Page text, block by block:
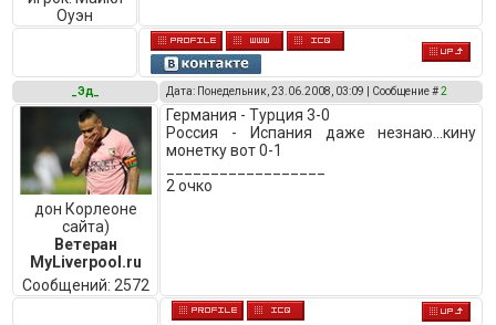
Оуэн
_Эд_ Дата: Понедельник, 23.06.2008, 03:09 | Сообщение #2
дон Корлеоне
сайта)
Ветеран
MyLiverpool.ru
Сообщений: 2572
Германия - Турция 3-0
Россия - Испания даже незнаю...кину
монетку вот 0-1
2 очко